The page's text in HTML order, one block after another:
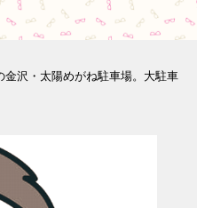
金沢・太陽めがね駐車場。大駐車